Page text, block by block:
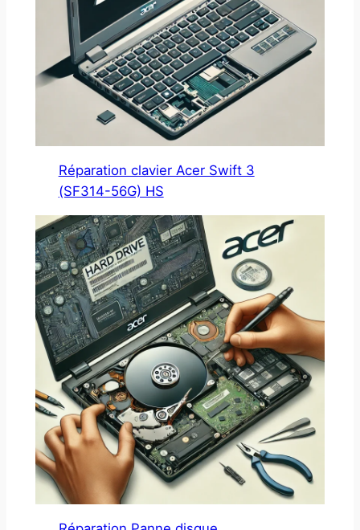
Réparation clavier Acer Swift 3
(SF314-56G) HS